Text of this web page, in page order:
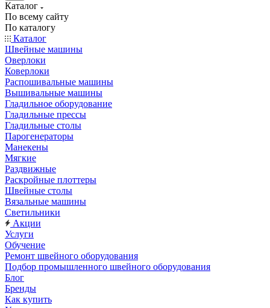
Каталог
По всему сайту
По каталогу
Каталог
Швейные машины
Оверлоки
Коверлоки
Распошивальные машины
Вышивальные машины
Гладильное оборудование
Гладильные прессы
Гладильные столы
Парогенераторы
Манекены
Мягкие
Раздвижные
Раскройные плоттеры
Швейные столы
Вязальные машины
Светильники
Акции
Услуги
Обучение
Ремонт швейного оборудования
Подбор промышленного швейного оборудования
Блог
Бренды
Как купить